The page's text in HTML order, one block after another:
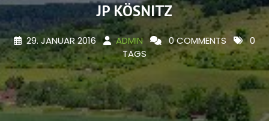
JP KÖSNITZ
29. JANUAR 2016 ADMIN 0 COMMENTS
0
TAGS